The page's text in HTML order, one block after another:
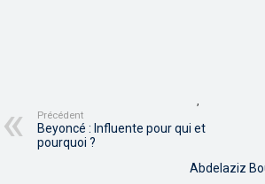
Précédent
Beyoncé : Influente pour qui et
pourquoi ?
Abdelaziz